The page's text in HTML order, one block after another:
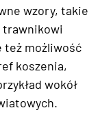
wzory, takie
trawnikowi
też możliwość
koszenia,
wokół